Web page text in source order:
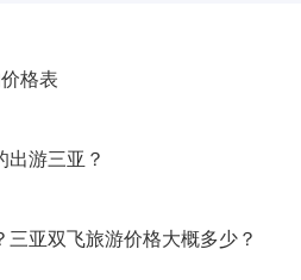
格表
出游三亚？
三亚双飞旅游价格大概多少？